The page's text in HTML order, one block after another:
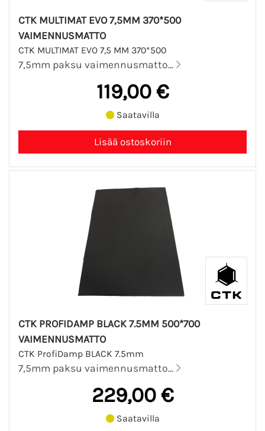
CTK MULTIMAT EVO 7,5MM 370*500
VAIMENNUSMATTO
CTK MULTIMAT EVO 7,5 MM 370*500
7,5mm paksu vaimennusmatto...
119,00 €
Saatavilla
CTK PROFIDAMP BLACK 7.5MM 500*700
VAIMENNUSMATTO
CTK ProfiDamp BLACK 7.5mm
7,5mm paksu vaimennusmatto...
229,00 €
Saatavilla